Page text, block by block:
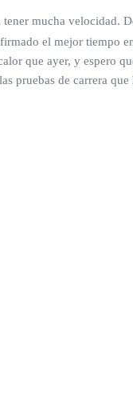
mucha velocidad.
el mejor tiempo
que ayer, y espero
pruebas de carrera